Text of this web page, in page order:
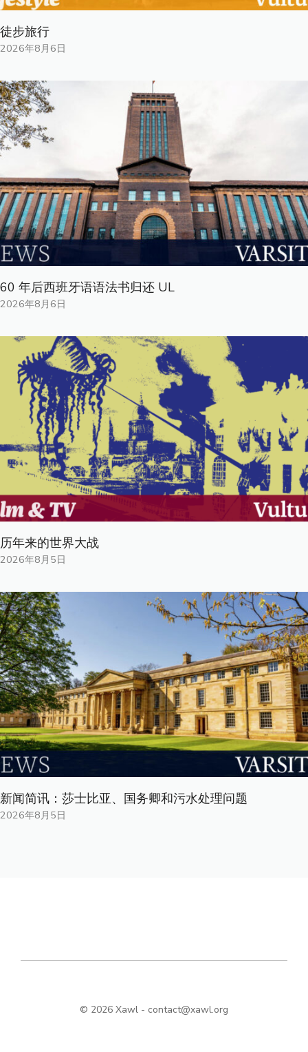
徒步旅行
2026年8月6日
60 年后西班牙语语法书归还 UL
2026年8月6日
历年来的世界大战
2026年8月5日
新闻简讯：莎士比亚、国务卿和污水处理问题
2026年8月5日
© 2026 Xawl - contact@xawl.org